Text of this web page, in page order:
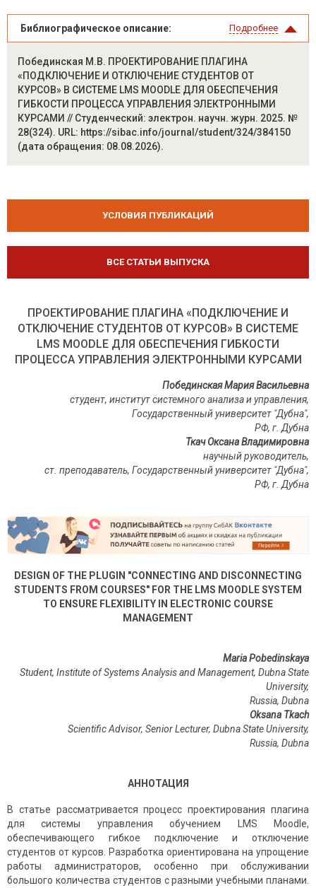
Библиографическое описание: Подробнее
Побединская М.В. ПРОЕКТИРОВАНИЕ ПЛАГИНА
«ПОДКЛЮЧЕНИЕ И ОТКЛЮЧЕНИЕ СТУДЕНТОВ ОТ
КУРСОВ» В СИСТЕМЕ LMS MOODLE ДЛЯ ОБЕСПЕЧЕНИЯ
ГИБКОСТИ ПРОЦЕССА УПРАВЛЕНИЯ ЭЛЕКТРОННЫМИ
КУРСАМИ // Студенческий: электрон. научн. журн. 2025. №
28(324). URL: https://sibac.info/journal/student/324/384150
(дата обращения: 08.08.2026).
УСЛОВИЯ ПУБЛИКАЦИЙ
ВСЕ СТАТЬИ ВЫПУСКА
ПРОЕКТИРОВАНИЕ ПЛАГИНА «ПОДКЛЮЧЕНИЕ И
ОТКЛЮЧЕНИЕ СТУДЕНТОВ ОТ КУРСОВ» В СИСТЕМЕ
LMS MOODLE ДЛЯ ОБЕСПЕЧЕНИЯ ГИБКОСТИ
ПРОЦЕССА УПРАВЛЕНИЯ ЭЛЕКТРОННЫМИ КУРСАМИ
Побединская Мария Васильевна
студент, институт системного анализа и управления,
Государственный университет "Дубна",
РФ, г. Дубна
Ткач Оксана Владимировна
научный руководитель,
ст. преподаватель, Государственный университет "Дубна",
РФ, г. Дубна
DESIGN OF THE PLUGIN "CONNECTING AND DISCONNECTING
STUDENTS FROM COURSES" FOR THE LMS MOODLE SYSTEM
TO ENSURE FLEXIBILITY IN ELECTRONIC COURSE
MANAGEMENT
Maria Pobedinskaya
Student, Institute of Systems Analysis and Management, Dubna State
University,
Russia, Dubna
Oksana Tkach
Scientific Advisor, Senior Lecturer, Dubna State University,
Russia, Dubna
АННОТАЦИЯ
В статье рассматривается процесс проектирования плагина
для системы управления обучением LMS Moodle,
обеспечивающего гибкое подключение и отключение
студентов от курсов. Разработка ориентирована на упрощение
работы администраторов, особенно при обслуживании
большого количества студентов с разными учебными планами.